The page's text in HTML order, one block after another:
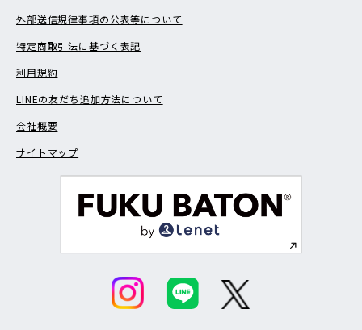
外部送信規律事項の公表等について
特定商取引法に基づく表記
利用規約
LINEの友だち追加方法について
会社概要
サイトマップ